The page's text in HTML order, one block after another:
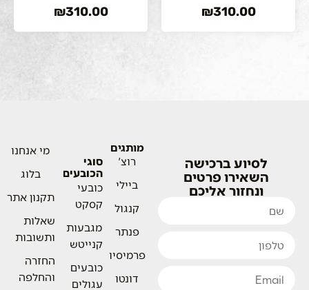
₪310.00
₪310.00
מותגים
רוצ'
ביילי
קנגול
פנתר
פרמיסיו
דונטו
סוגי
הכובעים
כובעי
קסקט
מגבעות
קנייטש
כובעים
עגולים
מי אנחנו
בלוג
תקנון אתר
שאלות
ותשובות
החזרה
והחלפה
לסיוע ברכישה
השאירו פרטים
ונחזור אליכם